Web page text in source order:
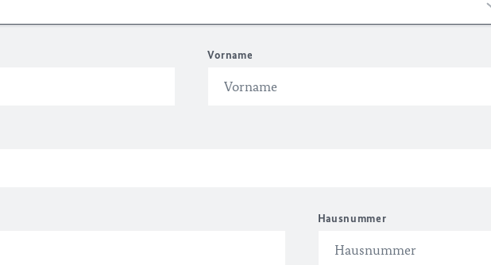
Vorname
Hausnummer